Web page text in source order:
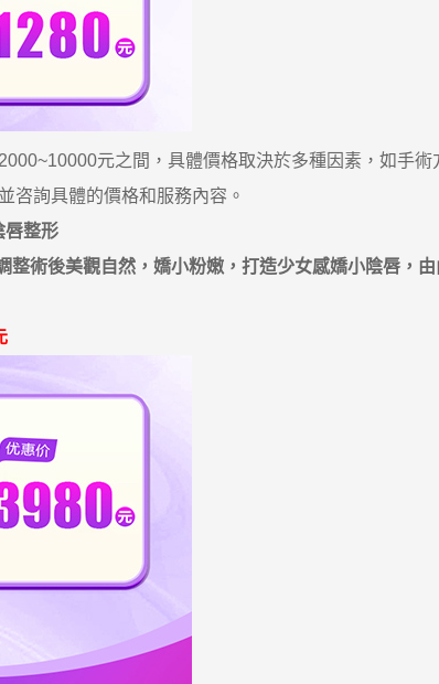
元之間，具體價格取決於多種因素，如手術
咨詢具體的價格和服務內容。
唇整形
術後美觀自然，嬌小粉嫩，打造少女感嬌小陰唇，